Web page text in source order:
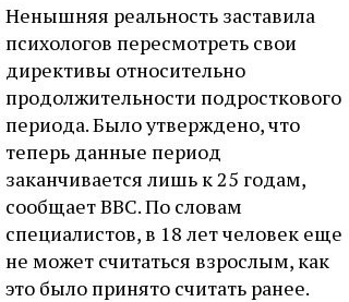
Ненышняя реальность заставила
психологов пересмотреть свои
директивы относительно
продолжительности подросткового
периода. Было утверждено, что
теперь данные период
заканчивается лишь к 25 годам,
сообщает ВВС. По словам
специалистов, в 18 лет человек еще
не может считаться взрослым, как
это было принято считать ранее.